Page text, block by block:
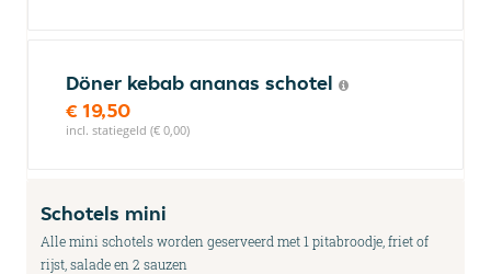
Döner kebab ananas schotel
€ 19,50
incl. statiegeld (€ 0,00)
Schotels mini
Alle mini schotels worden geserveerd met 1 pitabroodje, friet of
rijst, salade en 2 sauzen